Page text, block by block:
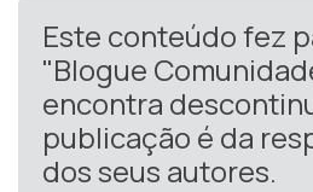
Este conteúdo fez
"Blogue
encontra
publicação é da
dos seus autores.